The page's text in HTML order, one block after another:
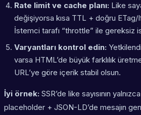
Rate limit ve cache planı: Like
değişiyorsa kısa TTL + doğru
İstemci tarafı “throttle” ile gereksiz
Varyantları kontrol edin:
varsa HTML’de büyük farklılık
URL’ye göre içerik stabil olsun.
İyi örnek: SSR’de like sayısının
placeholder + JSON-LD’de mesajın